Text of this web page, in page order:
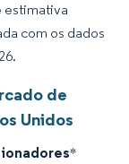
estimativa
com os dados
de
Unidos
*